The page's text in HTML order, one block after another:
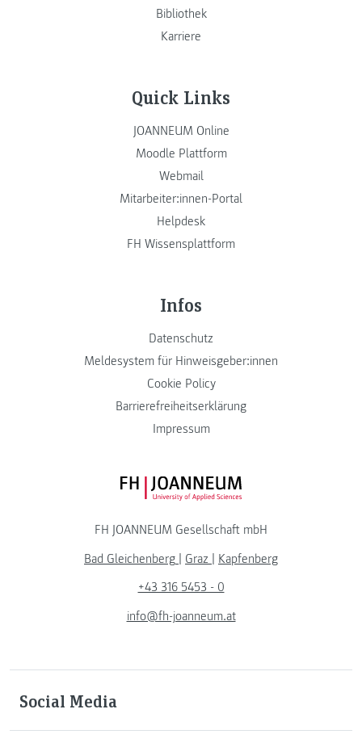
Bibliothek
Karriere
Quick Links
JOANNEUM Online
Moodle Plattform
Webmail
Mitarbeiter:innen-Portal
Helpdesk
FH Wissensplattform
Infos
Datenschutz
Meldesystem für Hinweisgeber:innen
Cookie Policy
Barrierefreiheitserklärung
Impressum
FH JOANNEUM Logo
FH JOANNEUM Gesellschaft mbH
Bad Gleichenberg | Graz | Kapfenberg
+43 316 5453 - 0
info@fh-joanneum.at
Social Media